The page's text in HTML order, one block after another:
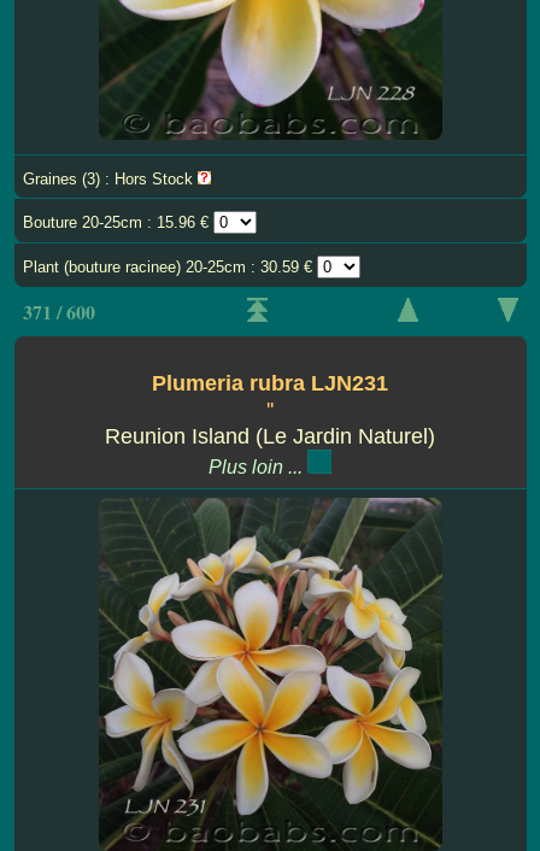
Graines (3) : Hors Stock
Bouture 20-25cm : 15.96 €
Plant (bouture racinee) 20-25cm : 30.59 €
371 / 600
Plumeria rubra LJN231
''
Reunion Island (Le Jardin Naturel)
Plus loin ...